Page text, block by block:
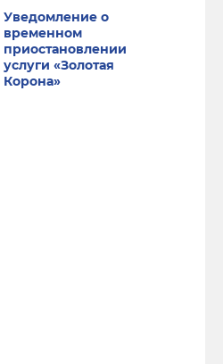
Уведомление о
временном
приостановлении
услуги «Золотая
Корона»